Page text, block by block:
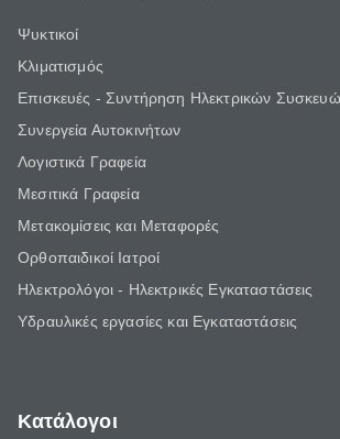
Ψυκτικοί
Κλιματισμός
Επισκευές - Συντήρηση Ηλεκτρικών
Συνεργεία Αυτοκινήτων
Λογιστικά Γραφεία
Μεσιτικά Γραφεία
Μετακομίσεις και Μεταφορές
Ορθοπαιδικοί Ιατροί
Ηλεκτρολόγοι - Ηλεκτρικές Εγκαταστάσεις
Υδραυλικές εργασίες και Εγκαταστάσεις
Κατάλογοι